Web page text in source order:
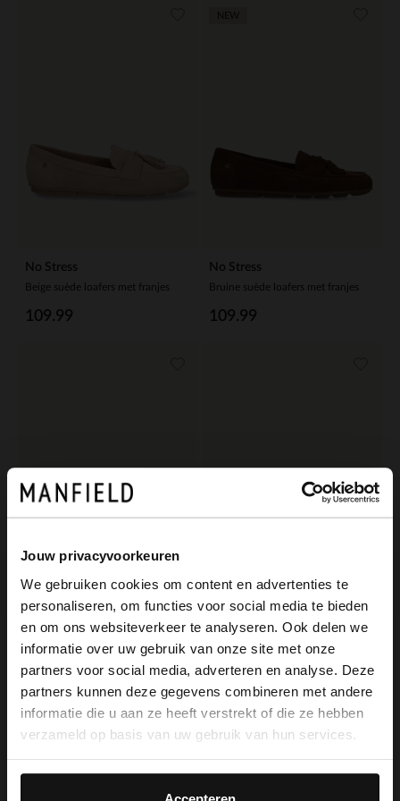
Jouw privacyvoorkeuren
We gebruiken cookies om content en advertenties te
personaliseren, om functies voor social media te bieden
en om ons websiteverkeer te analyseren. Ook delen we
informatie over uw gebruik van onze site met onze
partners voor social media, adverteren en analyse. Deze
partners kunnen deze gegevens combineren met andere
informatie die u aan ze heeft verstrekt of die ze hebben
verzameld op basis van uw gebruik van hun services.
No Stress
Beige suède loafers met franjes
109.99
No Stress
Bruine suède loafers met franjes
109.99
109.99
Blauwe suède loafers met franjes
109.99
×
View this website in English?
It looks like your language isn't Dutch. Would
you like to switch to English?
English